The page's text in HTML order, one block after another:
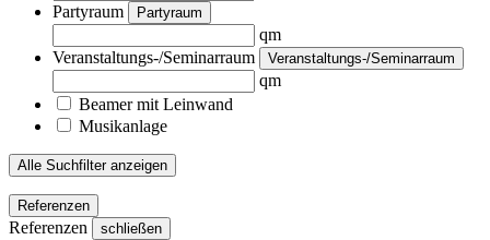
Partyraum Partyraum
qm
Veranstaltungs-/Seminarraum
Veranstaltungs-/Seminarraum
qm
Beamer mit Leinwand
Musikanlage
Alle Suchfilter anzeigen
Referenzen
Referenzen schließen